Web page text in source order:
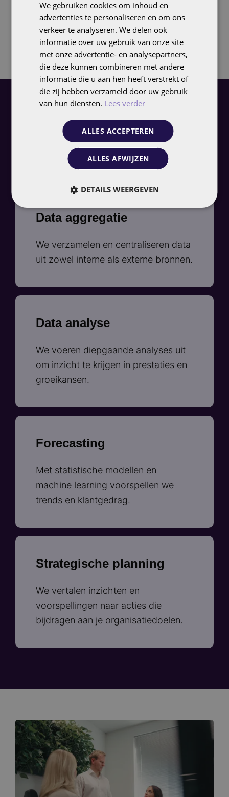
resultaten. Niet alleen op kosten en klikgedrag,
maar op echte waarde—voor jouw organisatie én je
klant. Zo worden campagnes niet alleen creatiever,
maar ook rendabeler en beter schaalbaar.
Van data strategie naar
forecasting
Data aggregatie
We verzamelen en centraliseren data
uit zowel interne als externe bronnen.
Data analyse
We voeren diepgaande analyses uit
om inzicht te krijgen in prestaties en
groeikansen.
Forecasting
Met statistische modellen en
machine learning voorspellen we
trends en klantgedrag.
Strategische planning
We vertalen inzichten en
voorspellingen naar acties die
bijdragen aan je organisatiedoelen.
We gebruiken cookies om inhoud en
advertenties te personaliseren en om ons
verkeer te analyseren. We delen ook
informatie over uw gebruik van onze site
met onze advertentie- en analysepartners,
die deze kunnen combineren met andere
informatie die u aan hen heeft verstrekt of
die zij hebben verzameld door uw gebruik
van hun diensten. Lees verder
ALLES ACCEPTEREN
ALLES AFWIJZEN
DETAILS WEERGEVEN